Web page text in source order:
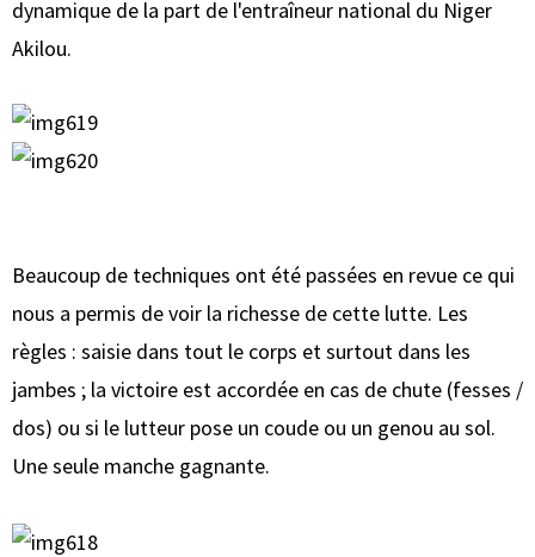
dynamique de la part de l'entraîneur national du Niger
Akilou.
Beaucoup de techniques ont été passées en revue ce qui
nous a permis de voir la richesse de cette lutte. Les
règles : saisie dans tout le corps et surtout dans les
jambes ; la victoire est accordée en cas de chute (fesses /
dos) ou si le lutteur pose un coude ou un genou au sol.
Une seule manche gagnante.